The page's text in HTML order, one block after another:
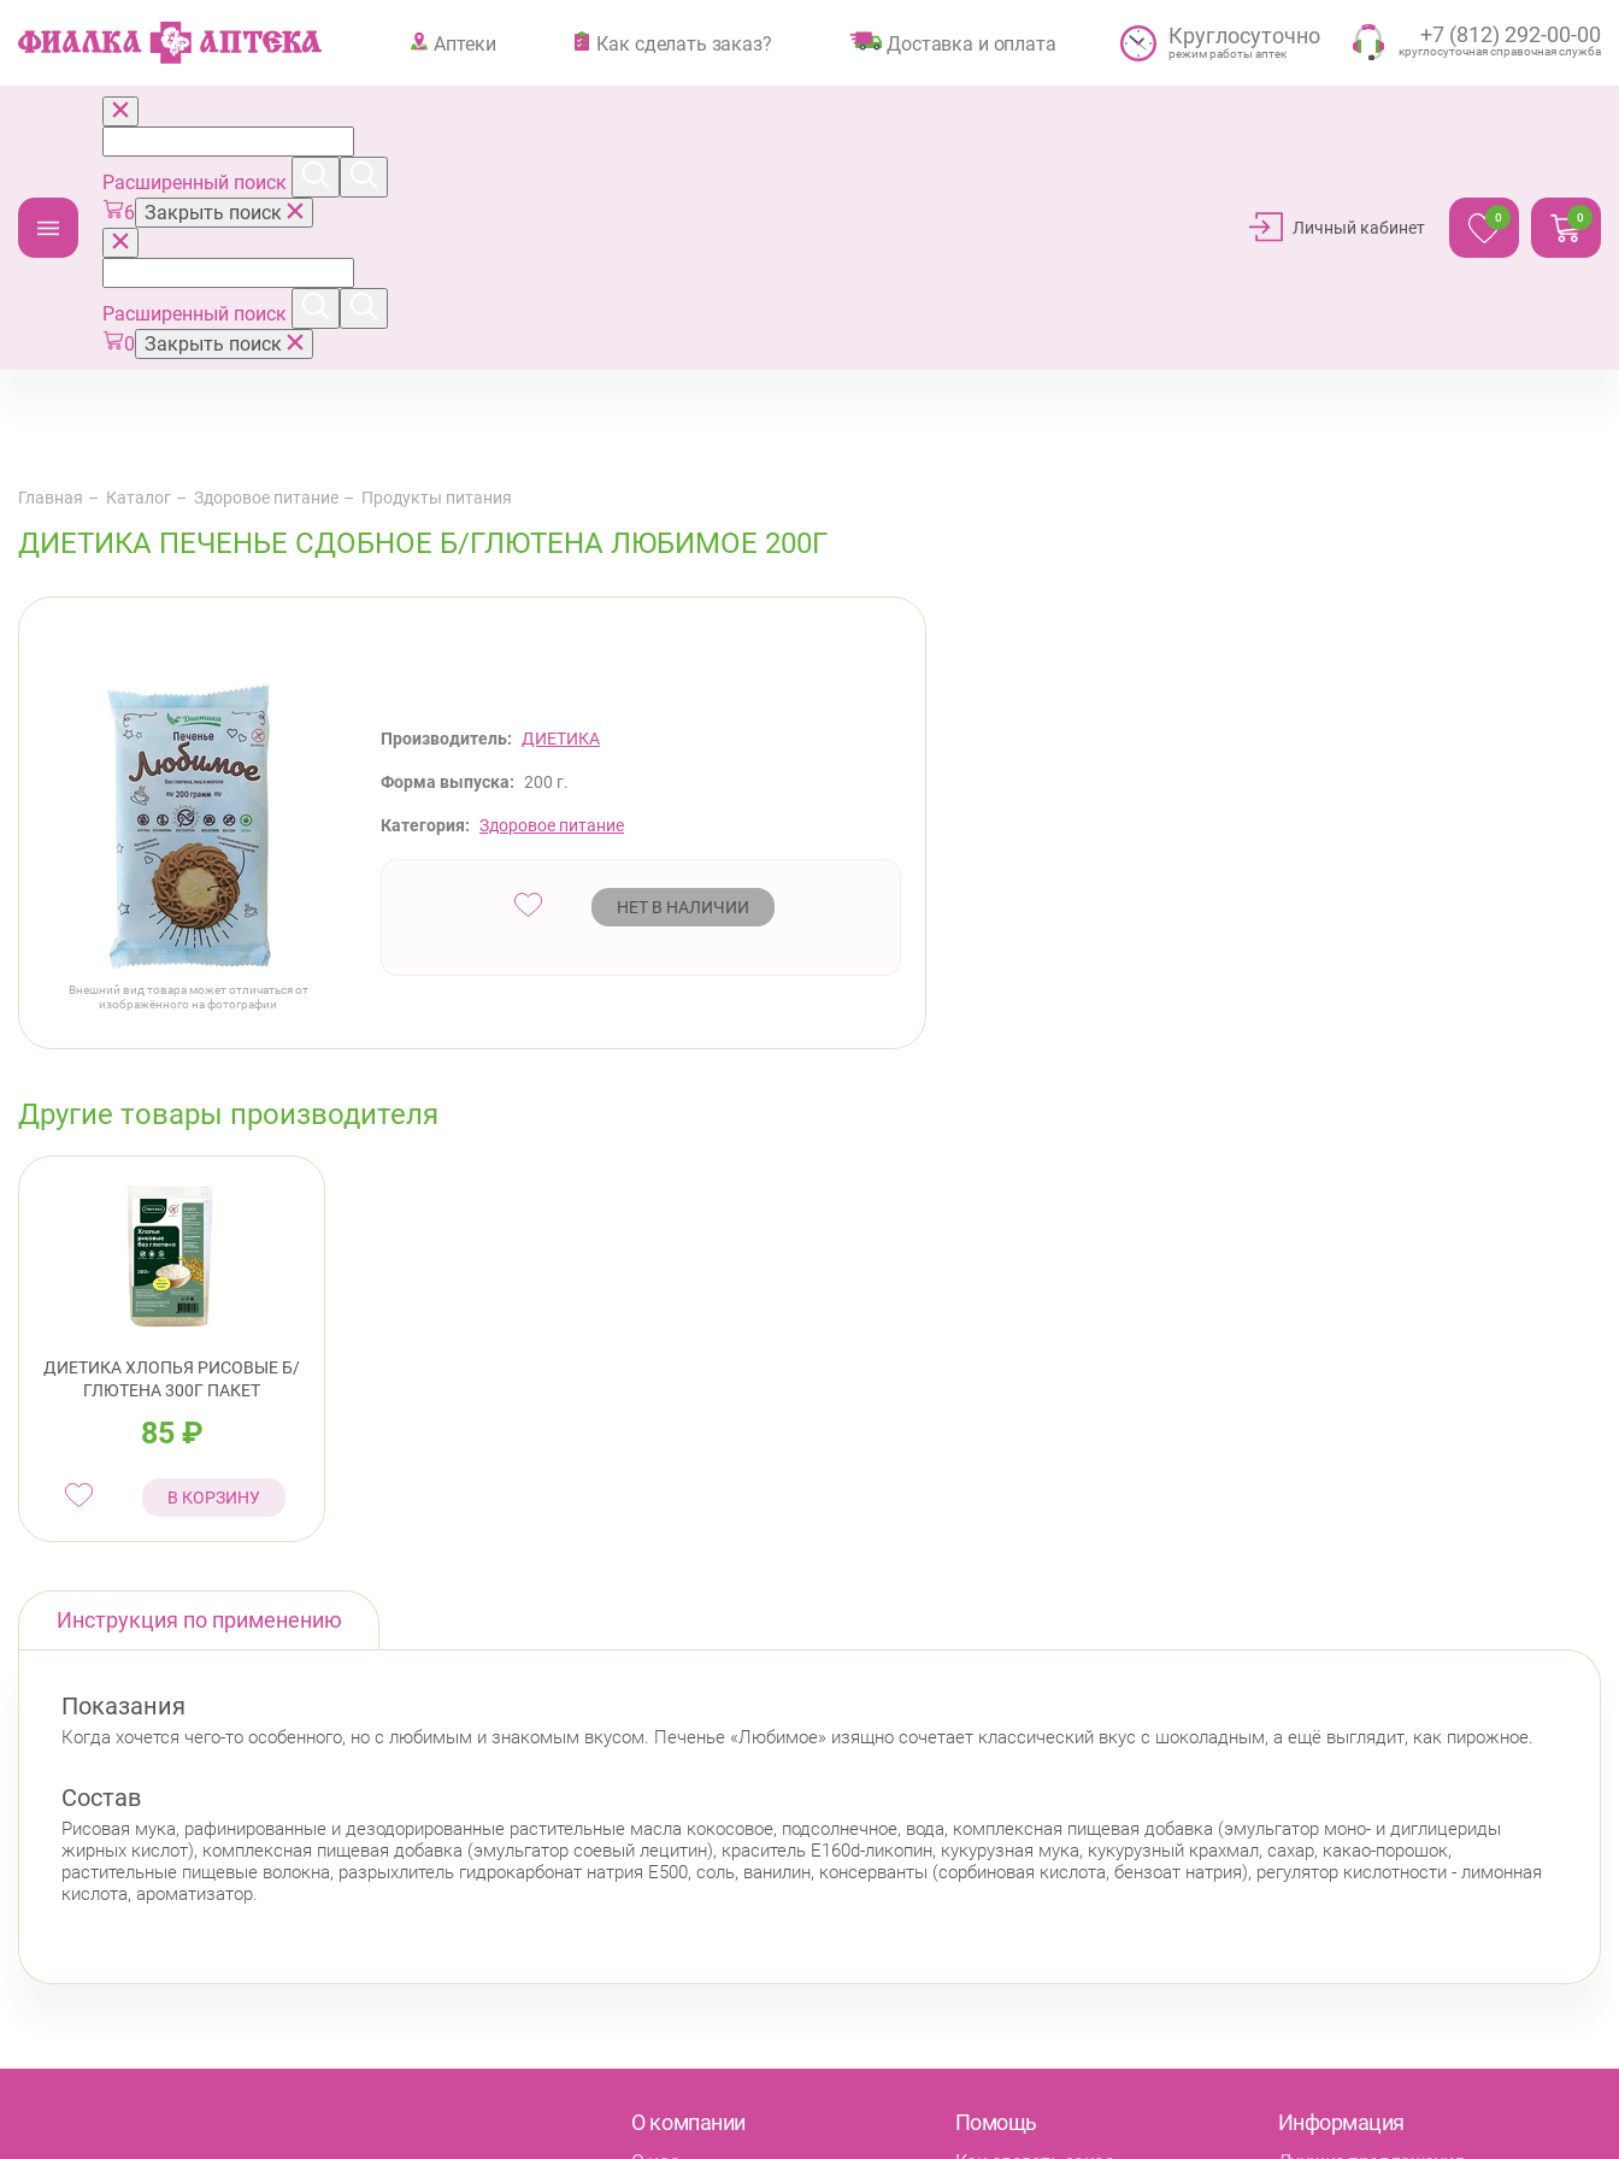
Аптеки Как сделать заказ? Доставка и оплата Круглосуточно
режим работы аптек
+7 (812) 292-00-00
круглосуточная справочная служба
Расширенный поиск
6 Закрыть поиск
Расширенный поиск
0 Закрыть поиск
Личный кабинет
0 0
Главная Каталог Здоровое питание Продукты питания
ДИЕТИКА ПЕЧЕНЬЕ СДОБНОЕ Б/ГЛЮТЕНА ЛЮБИМОЕ 200Г
Внешний вид товара может отличаться от
изображённого на фотографии
Производитель: ДИЕТИКА
Форма выпуска: 200 г.
Категория: Здоровое питание
НЕТ В НАЛИЧИИ
Другие товары производителя
ДИЕТИКА ХЛОПЬЯ РИСОВЫЕ Б/
ГЛЮТЕНА 300Г ПАКЕТ
85 ₽
В КОРЗИНУ
Инструкция по применению
Показания
Когда хочется чего-то особенного, но с любимым и знакомым вкусом. Печенье «Любимое» изящно сочетает классический вкус с шоколадным, а ещё выглядит, как пирожное.
Состав
Рисовая мука, рафинированные и дезодорированные растительные масла кокосовое, подсолнечное, вода, комплексная пищевая добавка (эмульгатор моно- и диглицериды
жирных кислот), комплексная пищевая добавка (эмульгатор соевый лецитин), краситель Е160d-ликопин, кукурузная мука, кукурузный крахмал, сахар, какао-порошок,
растительные пищевые волокна, разрыхлитель гидрокарбонат натрия Е500, соль, ванилин, консерванты (сорбиновая кислота, бензоат натрия), регулятор кислотности - лимонная
кислота, ароматизатор.
О компании Помощь Информация